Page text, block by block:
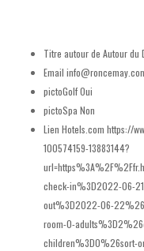
Titre autour de Autour du
Email
pictoGolfOui
pictoSpa Non
Lien Hotels.com https://
100574159-13883144?
check-in%3D2022-06-
out%3D2022-06-
room-0-
children%3D0%26sort-